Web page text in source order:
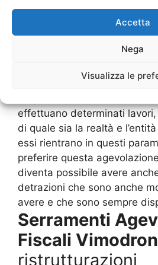
Accetta
Nega
Visualizza le
quegli immobili che nel
andranno a consumare molto
inquinare di
Agevolazioni Fiscali
quello che sicuramente è
abbiamo detto occorre che
effettuano determinati
di quale sia la realtà e
essi rientrano in questi
preferire questa
diventa possibile avere
detrazioni che sono anche
avere e che sono sempre
Serramenti
Fiscali
ristrutturazioni